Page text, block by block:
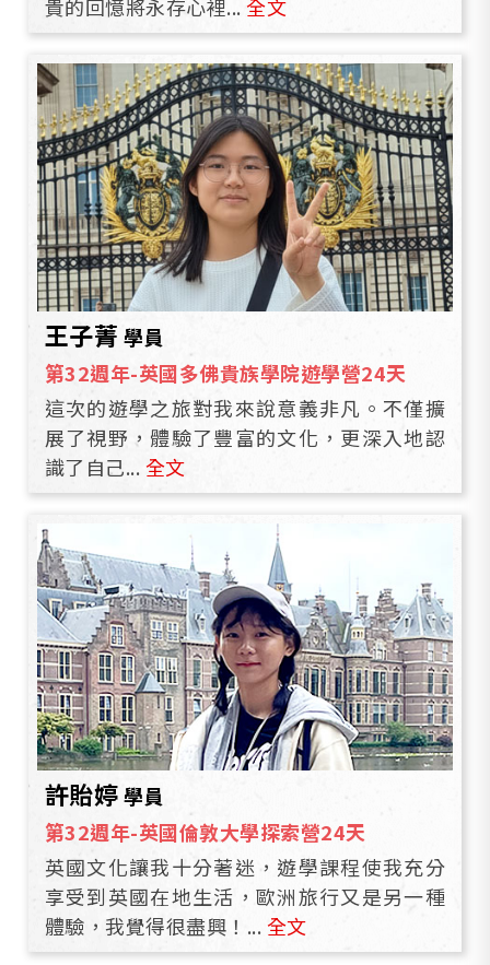
貴的回憶將永存心裡...全文
王子菁 學員
第32週年-英國多佛貴族學院遊學營24天
這次的遊學之旅對我來說意義非凡。不僅擴
展了視野，體驗了豐富的文化，更深入地認
識了自己...全文
許貽婷 學員
第32週年-英國倫敦大學探索營24天
英國文化讓我十分著迷，遊學課程使我充分
享受到英國在地生活，歐洲旅行又是另一種
體驗，我覺得很盡興！...全文